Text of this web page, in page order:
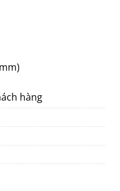
hàng